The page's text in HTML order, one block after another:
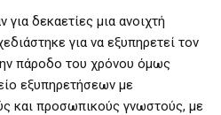
δεκαετίες μια ανοιχτή
για να εξυπηρετεί τον
πάροδο του χρόνου όμως
εξυπηρετήσεων με
και προσωπικούς γνωστούς, με